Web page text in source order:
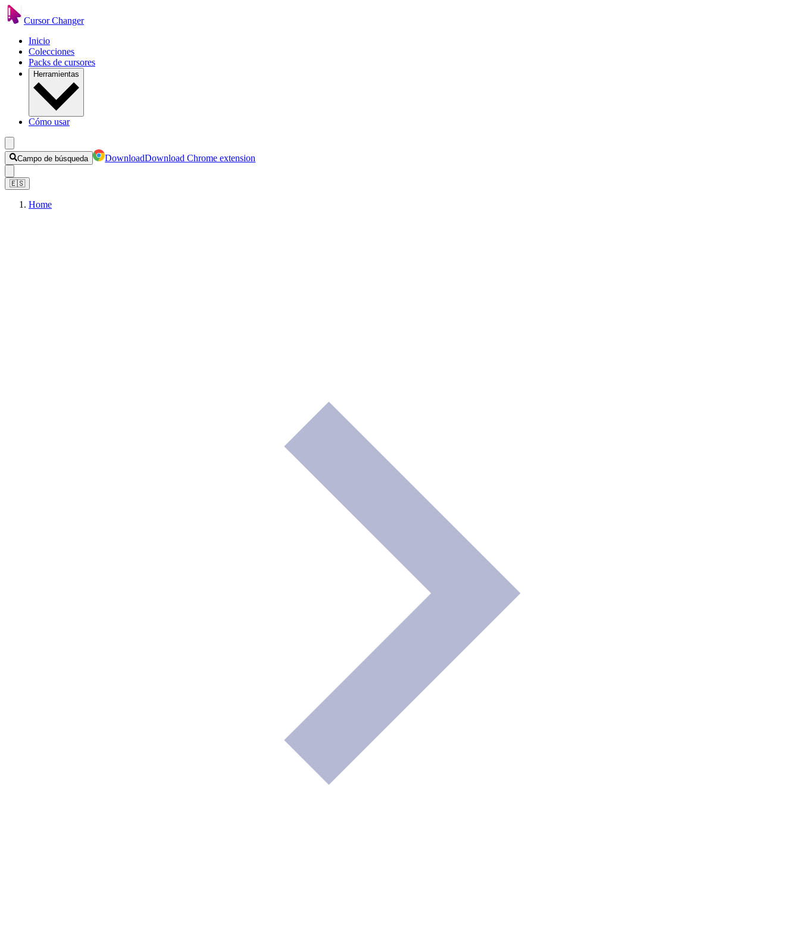
Cursor Changer
Inicio
Colecciones
Packs de cursores
Herramientas
Cómo usar
Campo de búsqueda DownloadDownload Chrome extension
🇪🇸
Home